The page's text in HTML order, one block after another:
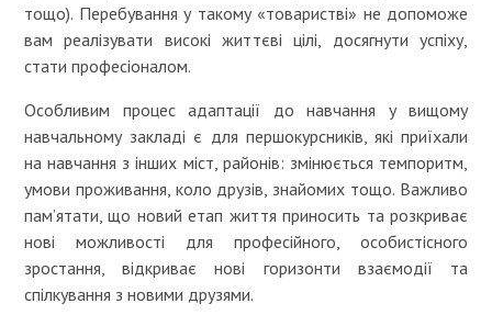
тощо). Перебування у такому «товаристві» не допоможе
вам реалізувати високі життєві цілі, досягнути успіху,
стати професіоналом.
Особливим процес адаптації до навчання у вищому
навчальному закладі є для першокурсників, які приїхали
на навчання з інших міст, районів: змінюється темпоритм,
умови проживання, коло друзів, знайомих тощо. Важливо
пам’ятати, що новий етап життя приносить та розкриває
нові можливості для професійного, особистісного
зростання, відкриває нові горизонти взаємодії та
спілкування з новими друзями.